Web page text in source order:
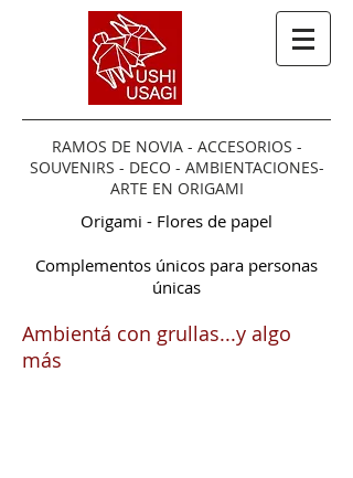
RAMOS DE NOVIA - ACCESORIOS -
SOUVENIRS - DECO - AMBIENTACIONES-
ARTE EN ORIGAMI
Origami - Flores de papel
Complementos únicos para personas
únicas
Ambientá con grullas...y algo
más